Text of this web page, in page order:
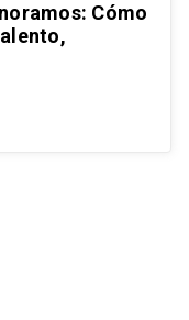
Cómo